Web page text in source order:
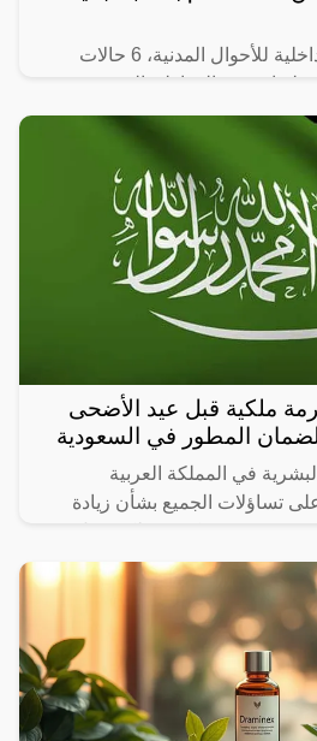
حددت وكالة وزارة الداخلية للأحوال المدنية، 6 حالات
صورة المواطن الشخصية
بطاقة الهوية الوطنية.
ملكية قبل عيد الأضحى
المطور في السعودية
في المملكة العربية
تساؤلات الجميع بشأن زيادة